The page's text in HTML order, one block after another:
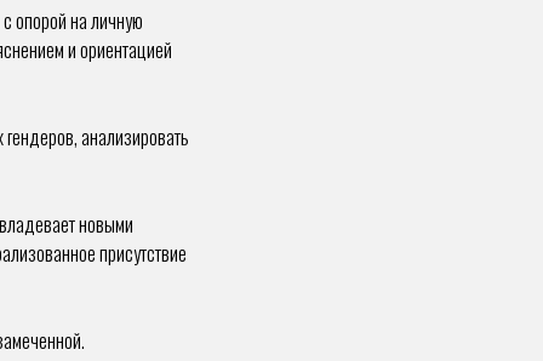
опорой на личную
и ориентацией
анализировать
новыми
присутствие